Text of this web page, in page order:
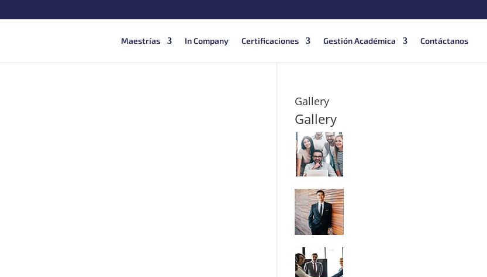
Maestrías In Company Certificaciones Gestión Académica Contáctanos
Gallery
Gallery